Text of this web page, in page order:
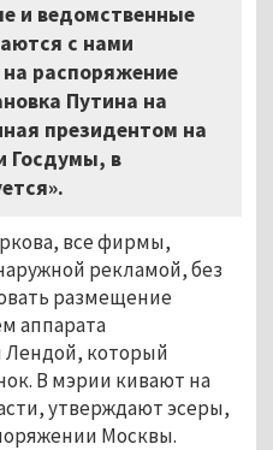
и ведомственные
с нами
распоряжение
Путина на
президентом на
Госдумы, в
все фирмы,
рекламой, без
размещение
аппарата
который
В мэрии кивают на
утверждают эсеры,
Москвы.